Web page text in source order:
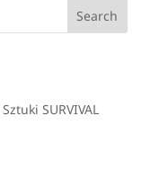
Search
SURVIVAL